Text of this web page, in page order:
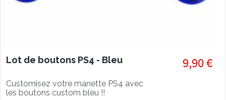
Lot de boutons PS4 - Bleu
Customisez votre manette PS4 avec
les boutons custom bleu !!
9,90 €